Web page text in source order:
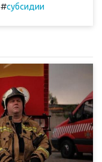
#субсидии